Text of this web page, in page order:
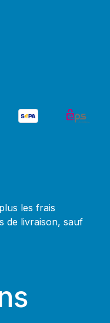
les frais
de livraison, sauf